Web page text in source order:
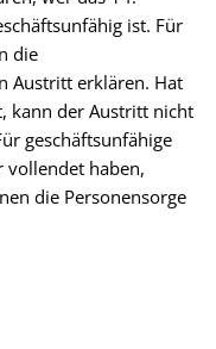
ist. Für
die
Austritt erklären. Hat
kann der Austritt nicht
geschäftsunfähige
vollendet haben,
die Personensorge